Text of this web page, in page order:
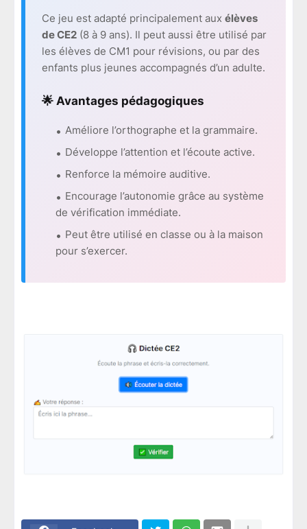
Ce jeu est adapté principalement aux élèves
de CE2 (8 à 9 ans). Il peut aussi être utilisé par
les élèves de CM1 pour révisions, ou par des
enfants plus jeunes accompagnés d’un adulte.
🌟 Avantages pédagogiques
Améliore l’orthographe et la grammaire.
Développe l’attention et l’écoute active.
Renforce la mémoire auditive.
Encourage l’autonomie grâce au système
de vérification immédiate.
Peut être utilisé en classe ou à la maison
pour s’exercer.